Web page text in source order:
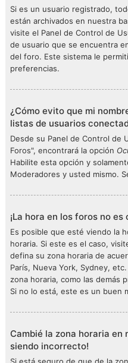
Si es un usuario registrado,
están archivados en nuestra
visite el Panel de Control de
de usuario que se encuentra
del foro. Este sistema le
preferencias.
¿Cómo evito que mi
listas de usuarios
Desde su Panel de Control de
Foros", encontrará la opción
Habilite esta opción y
Moderadores y usted mismo.
¡La hora en los foros no
Es posible que esté viendo la
horaria. Si este es el caso,
defina su zona horaria de
París, Nueva York, Sydney,
zona horaria, como las demás
Si no lo está, este es un buen
Cambié la zona horaria en
siendo incorrecto!